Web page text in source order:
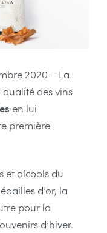
2020 – La
des vins
en lui
première
et alcools du
d’or, la
pour la
d’hiver.